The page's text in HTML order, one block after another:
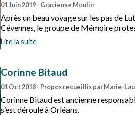
01 Juin 2019- Gracieuse Moulin
Après un beau voyage sur les pas de
Cévennes, le groupe de Mémoire
le nord pour découvrir le
Lire la suite
Corinne Bitaud
01 Oct 2018- Propos recueillis par Marie-
Corinne Bitaud est ancienne
s’est déroulé à Orléans.